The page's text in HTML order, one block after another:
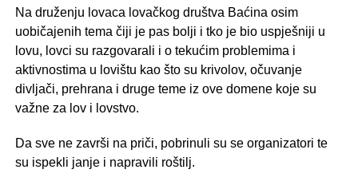
Na druženju lovaca lovačkog društva Baćina osim
uobičajenih tema čiji je pas bolji i tko je bio uspješniji u
lovu, lovci su razgovarali i o tekućim problemima i
aktivnostima u lovištu kao što su krivolov, očuvanje
divljači, prehrana i druge teme iz ove domene koje su
važne za lov i lovstvo.
Da sve ne završi na priči, pobrinuli su se organizatori te
su ispekli janje i napravili roštilj.